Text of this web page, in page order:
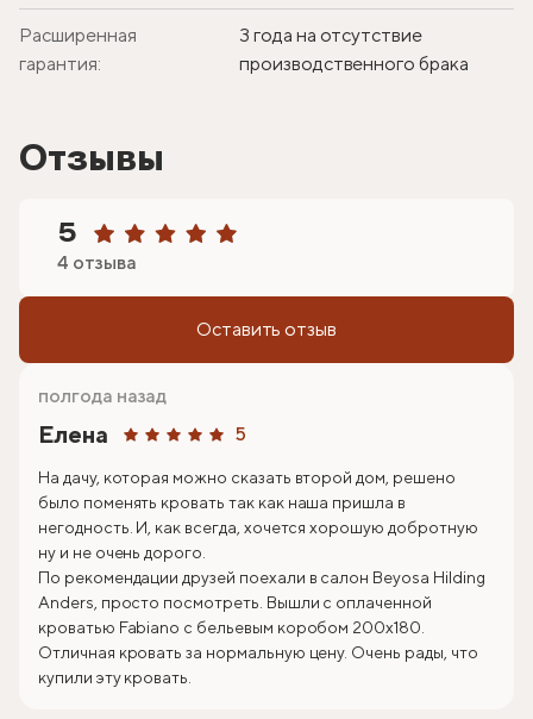
Расширенная
гарантия:
3 года на отсутствие
производственного брака
Отзывы
5
4 отзыва
Оставить отзыв
Елена 5
полгода назад
На дачу, которая можно сказать второй дом, решено
было поменять кровать так как наша пришла в
негодность. И, как всегда, хочется хорошую добротную
ну и не очень дорого.
По рекомендации друзей поехали в салон Beyosa Hilding
Anders, просто посмотреть. Вышли с оплаченной
кроватью Fabiano с бельевым коробом 200х180.
Отличная кровать за нормальную цену. Очень рады, что
купили эту кровать.